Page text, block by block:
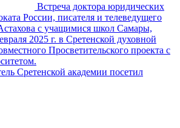
Встреча доктора юридических
России, писателя и телеведущего
с учащимися школ Самары,
2025 г. в Сретенской духовной
Просветительского проекта с
Сретенской академии посетил